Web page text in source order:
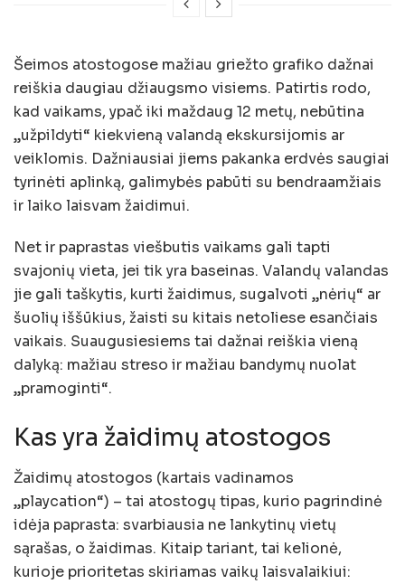
Šeimos atostogose mažiau griežto grafiko dažnai
reiškia daugiau džiaugsmo visiems. Patirtis rodo,
kad vaikams, ypač iki maždaug 12 metų, nebūtina
„užpildyti“ kiekvieną valandą ekskursijomis ar
veiklomis. Dažniausiai jiems pakanka erdvės saugiai
tyrinėti aplinką, galimybės pabūti su bendraamžiais
ir laiko laisvam žaidimui.
Net ir paprastas viešbutis vaikams gali tapti
svajonių vieta, jei tik yra baseinas. Valandų valandas
jie gali taškytis, kurti žaidimus, sugalvoti „nėrių“ ar
šuolių iššūkius, žaisti su kitais netoliese esančiais
vaikais. Suaugusiesiems tai dažnai reiškia vieną
dalyką: mažiau streso ir mažiau bandymų nuolat
„pramoginti“.
Kas yra žaidimų atostogos
Žaidimų atostogos (kartais vadinamos
„playcation“) – tai atostogų tipas, kurio pagrindinė
idėja paprasta: svarbiausia ne lankytinų vietų
sąrašas, o žaidimas. Kitaip tariant, tai kelionė,
kurioje prioritetas skiriamas vaikų laisvalaikiui: